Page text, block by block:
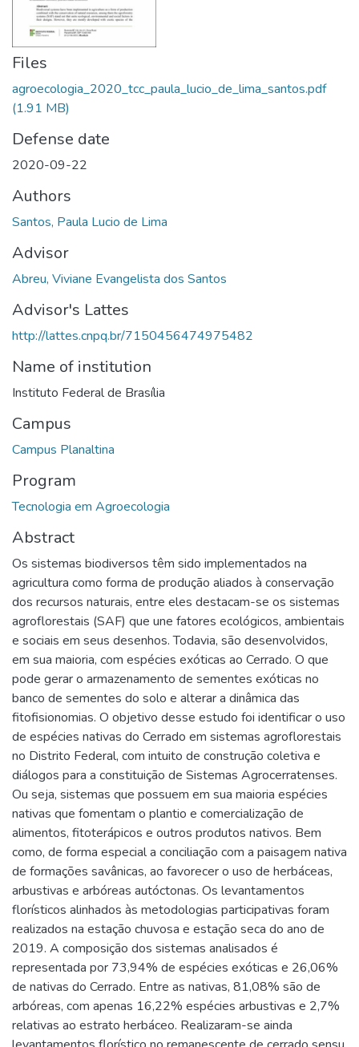
Files
agroecologia_2020_tcc_paula_lucio_de_lima_santos.pdf
(1.91 MB)
Defense date
2020-09-22
Authors
Santos, Paula Lucio de Lima
Advisor
Abreu, Viviane Evangelista dos Santos
Advisor's Lattes
http://lattes.cnpq.br/7150456474975482
Name of institution
Instituto Federal de Brasília
Campus
Campus Planaltina
Program
Tecnologia em Agroecologia
Abstract
Os sistemas biodiversos têm sido implementados na
agricultura como forma de produção aliados à conservação
dos recursos naturais, entre eles destacam-se os sistemas
agroflorestais (SAF) que une fatores ecológicos, ambientais
e sociais em seus desenhos. Todavia, são desenvolvidos,
em sua maioria, com espécies exóticas ao Cerrado. O que
pode gerar o armazenamento de sementes exóticas no
banco de sementes do solo e alterar a dinâmica das
fitofisionomias. O objetivo desse estudo foi identificar o uso
de espécies nativas do Cerrado em sistemas agroflorestais
no Distrito Federal, com intuito de construção coletiva e
diálogos para a constituição de Sistemas Agrocerratenses.
Ou seja, sistemas que possuem em sua maioria espécies
nativas que fomentam o plantio e comercialização de
alimentos, fitoterápicos e outros produtos nativos. Bem
como, de forma especial a conciliação com a paisagem nativa
de formações savânicas, ao favorecer o uso de herbáceas,
arbustivas e arbóreas autóctonas. Os levantamentos
florísticos alinhados às metodologias participativas foram
realizados na estação chuvosa e estação seca do ano de
2019. A composição dos sistemas analisados é
representada por 73,94% de espécies exóticas e 26,06%
de nativas do Cerrado. Entre as nativas, 81,08% são de
arbóreas, com apenas 16,22% espécies arbustivas e 2,7%
relativas ao estrato herbáceo. Realizaram-se ainda